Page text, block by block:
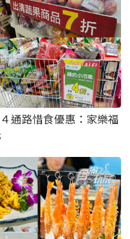
通路惜食優惠：家樂福